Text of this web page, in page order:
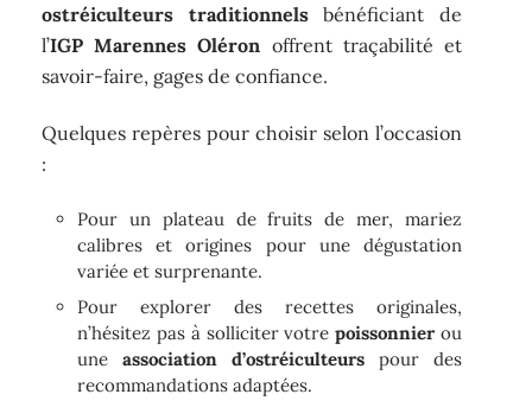
ostréiculteurs traditionnelsbénéficiant de
l’IGP Marennes Oléron offrent traçabilité et
savoir-faire, gages de confiance.
Quelques repères pour choisir selon l’occasion
:
Pour un plateau de fruits de mer, mariez
calibres et origines pour une dégustation
variée et surprenante.
Pour explorer des recettes originales,
n’hésitez pas à solliciter votre poissonnierou
uneassociation d’ostréiculteurs pour des
recommandations adaptées.